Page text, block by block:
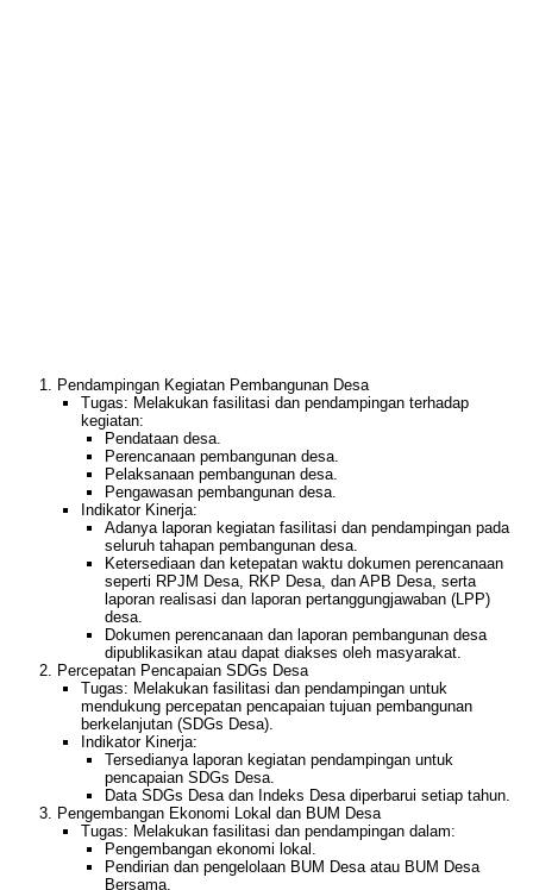
Pendampingan Kegiatan Pembangunan Desa
Tugas: Melakukan fasilitasi dan pendampingan terhadap
kegiatan:
Pendataan desa.
Perencanaan pembangunan desa.
Pelaksanaan pembangunan desa.
Pengawasan pembangunan desa.
Indikator Kinerja:
Adanya laporan kegiatan fasilitasi dan pendampingan pada
seluruh tahapan pembangunan desa.
Ketersediaan dan ketepatan waktu dokumen perencanaan
seperti RPJM Desa, RKP Desa, dan APB Desa, serta
laporan realisasi dan laporan pertanggungjawaban (LPP)
desa.
Dokumen perencanaan dan laporan pembangunan desa
dipublikasikan atau dapat diakses oleh masyarakat.
Percepatan Pencapaian SDGs Desa
Tugas: Melakukan fasilitasi dan pendampingan untuk
mendukung percepatan pencapaian tujuan pembangunan
berkelanjutan (SDGs Desa).
Indikator Kinerja:
Tersedianya laporan kegiatan pendampingan untuk
pencapaian SDGs Desa.
Data SDGs Desa dan Indeks Desa diperbarui setiap tahun.
Pengembangan Ekonomi Lokal dan BUM Desa
Tugas: Melakukan fasilitasi dan pendampingan dalam:
Pengembangan ekonomi lokal.
Pendirian dan pengelolaan BUM Desa atau BUM Desa
Bersama.